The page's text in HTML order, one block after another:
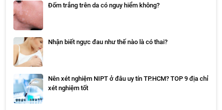
Đốm trắng trên da có nguy hiểm không?
Nhận biết ngực đau như thế nào là có thai?
Nên xét nghiệm NIPT ở đâu uy tín TP.HCM? TOP 9 địa chỉ
xét nghiệm tốt